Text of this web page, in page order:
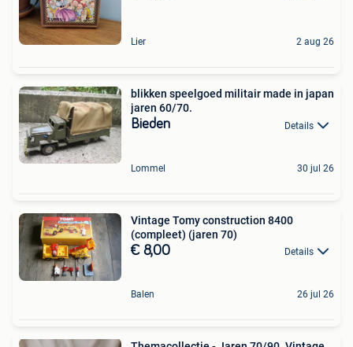
Lier 2 aug 26
blikken speelgoed militair made in japan
jaren 60/70.
Bieden Details
Lommel 30 jul 26
Vintage Tomy construction 8400
(compleet) (jaren 70)
€ 8,00 Details
Balen 26 jul 26